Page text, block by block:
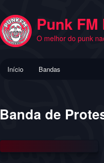
Punk
O melhor do punk
Início Bandas
Banda de